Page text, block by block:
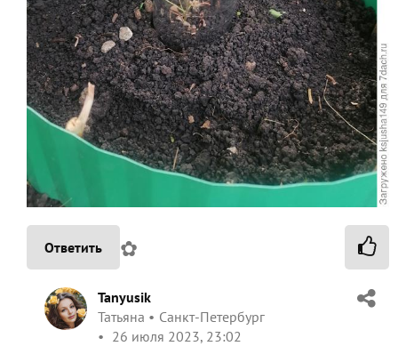
Ответить ✿
Tanyusik
Татьяна
Санкт-Петербург
26 июля 2023, 23:02